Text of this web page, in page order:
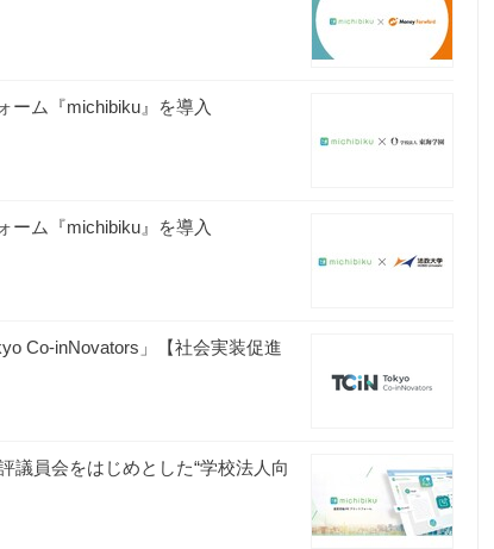
ーム『michibiku』を導入
ーム『michibiku』を導入
Co-inNovators」【社会実装促進
議員会をはじめとした“学校法人向